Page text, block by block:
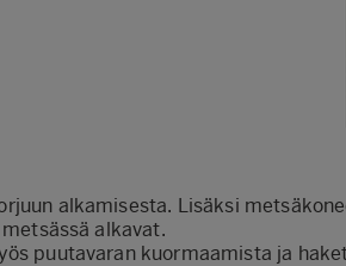
alkamisesta. Lisäksi
alkavat.
puutavaran kuormaamista ja